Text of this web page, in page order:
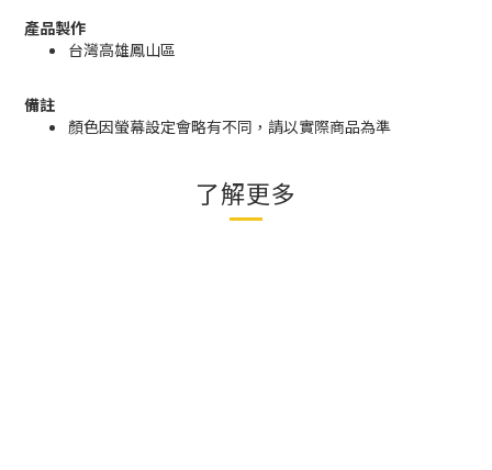
產品製作
台灣高雄鳳山區
備註
顏色因螢幕設定會略有不同，請以實際商品為準
了解更多